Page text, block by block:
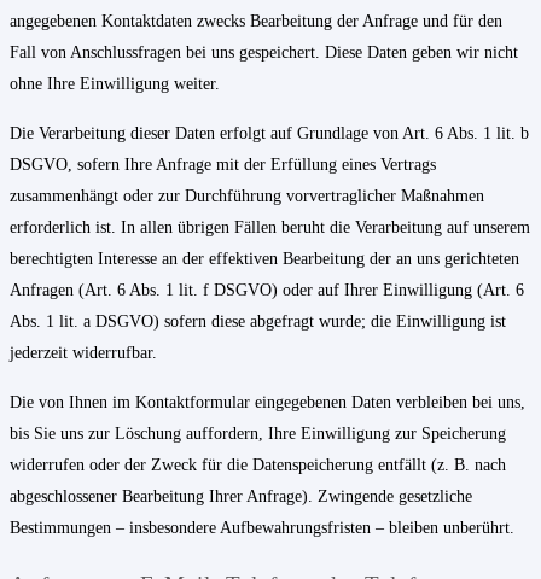
angegebenen Kontaktdaten zwecks Bearbeitung der Anfrage und für den
Fall von Anschlussfragen bei uns gespeichert. Diese Daten geben wir nicht
ohne Ihre Einwilligung weiter.
Die Verarbeitung dieser Daten erfolgt auf Grundlage von Art. 6 Abs. 1 lit. b
DSGVO, sofern Ihre Anfrage mit der Erfüllung eines Vertrags
zusammenhängt oder zur Durchführung vorvertraglicher Maßnahmen
erforderlich ist. In allen übrigen Fällen beruht die Verarbeitung auf unserem
berechtigten Interesse an der effektiven Bearbeitung der an uns gerichteten
Anfragen (Art. 6 Abs. 1 lit. f DSGVO) oder auf Ihrer Einwilligung (Art. 6
Abs. 1 lit. a DSGVO) sofern diese abgefragt wurde; die Einwilligung ist
jederzeit widerrufbar.
Die von Ihnen im Kontaktformular eingegebenen Daten verbleiben bei uns,
bis Sie uns zur Löschung auffordern, Ihre Einwilligung zur Speicherung
widerrufen oder der Zweck für die Datenspeicherung entfällt (z. B. nach
abgeschlossener Bearbeitung Ihrer Anfrage). Zwingende gesetzliche
Bestimmungen – insbesondere Aufbewahrungsfristen – bleiben unberührt.